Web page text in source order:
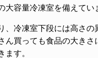
大容量冷凍室を備えてい
、冷凍室下段には高さの
ん買っても食品の大きさ
ます。